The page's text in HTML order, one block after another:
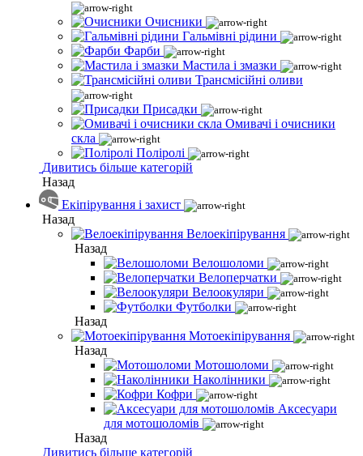
Очисники
Гальмівні рідини
Фарби
Мастила і змазки
Трансмісійні оливи
Присадки
Омивачі і очисники
скла
Поліролі
Дивитись більше категорій
Назад
Екіпірування і захист
Назад
Велоекіпірування
Назад
Велошоломи
Велоперчатки
Велоокуляри
Футболки
Назад
Мотоекіпірування
Назад
Мотошоломи
Наколінники
Кофри
Аксесуари
для мотошоломів
Назад
Дивитись більше категорій